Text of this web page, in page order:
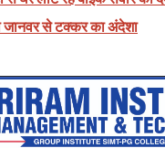
जानवर से टक्कर का अंदेशा